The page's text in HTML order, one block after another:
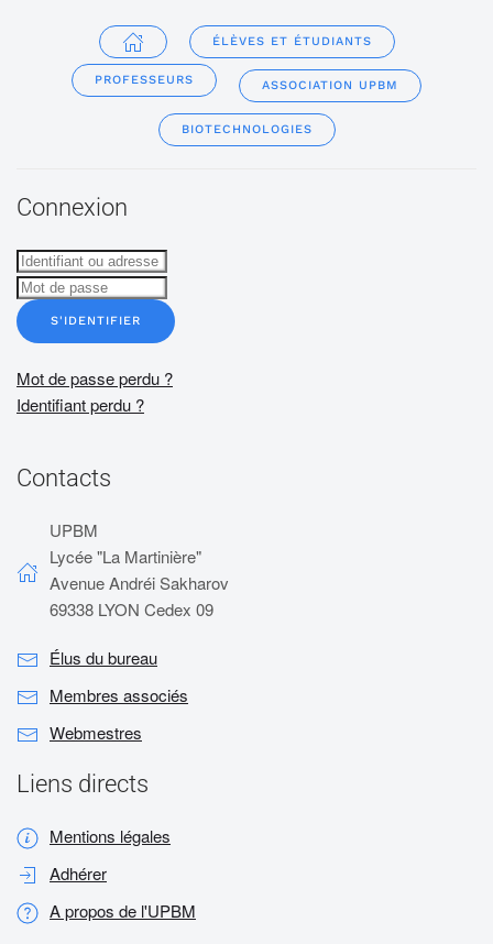
ÉLÈVES ET ÉTUDIANTS
PROFESSEURS ASSOCIATION UPBM
BIOTECHNOLOGIES
Connexion
S'IDENTIFIER
Mot de passe perdu ?
Identifiant perdu ?
Contacts
UPBM
Lycée "La Martinière"
Avenue Andréi Sakharov
69338 LYON Cedex 09
Élus du bureau
Membres associés
Webmestres
Liens directs
Mentions légales
Adhérer
A propos de l'UPBM